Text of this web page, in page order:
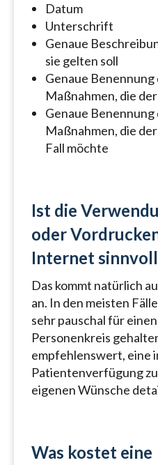
Datum
Unterschrift
Genaue
sie gelten soll
Genaue
Maßnahmen, die
Genaue
Maßnahmen, die
Fall möchte
Ist die
oder
Internet
Das kommt natürlich
an. In den meisten
sehr pauschal für
Personenkreis
empfehlenswert, eine
Patientenverfügung
eigenen Wünsche
Was kostet eine